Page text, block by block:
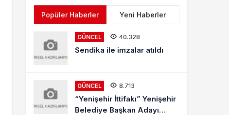
Popüler Haberler Yeni Haberler
GÜNCEL 40.328
Sendika ile imzalar atıldı
GÜNCEL 8.713
“Yenişehir İttifakı” Yenişehir
Belediye Başkan Adayı